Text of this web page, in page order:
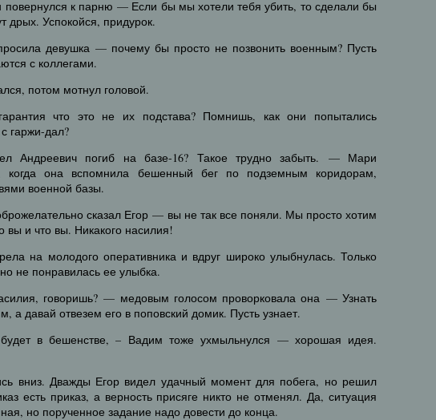
к парню — Если бы мы хотели тебя убить, то сделали бы
дрых. Успокойся, придурок.
девушка — почему бы просто не позвонить военным? Пусть
с коллегами.
потом мотнул головой.
что это не их подстава? Помнишь, как они попытались
гаржи-дал?
Андреевич погиб на базе-16? Такое трудно забыть. — Мари
когда она вспомнила бешенный бег по подземным коридорам,
военной базы.
сказал Егор — вы не так все поняли. Мы просто хотим
вы и что вы. Никакого насилия!
на молодого оперативника и вдруг широко улыбнулась. Только
не понравилась ее улыбка.
говоришь? — медовым голосом проворковала она — Узнать
а давай отвезем его в поповский домик. Пусть узнает.
будет в бешенстве, – Вадим тоже ухмыльнулся — хорошая идея.
вниз. Дважды Егор видел удачный момент для побега, но решил
есть приказ, а верность присяге никто не отменял. Да, ситуация
но порученное задание надо довести до конца.